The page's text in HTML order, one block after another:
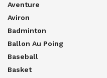
Aventure
Aviron
Badminton
Ballon Au Poing
Baseball
Basket